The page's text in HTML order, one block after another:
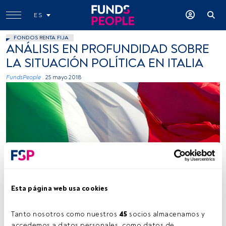
Esta página web usa cookies
Tanto nosotros como nuestros 45 socios almacenamos y
ES
FONDOS RENTA FIJA
ANÁLISIS EN PROFUNDIDAD SOBRE
LA SITUACIÓN POLÍTICA EN ITALIA
FundsPeople . 25 mayo 2018